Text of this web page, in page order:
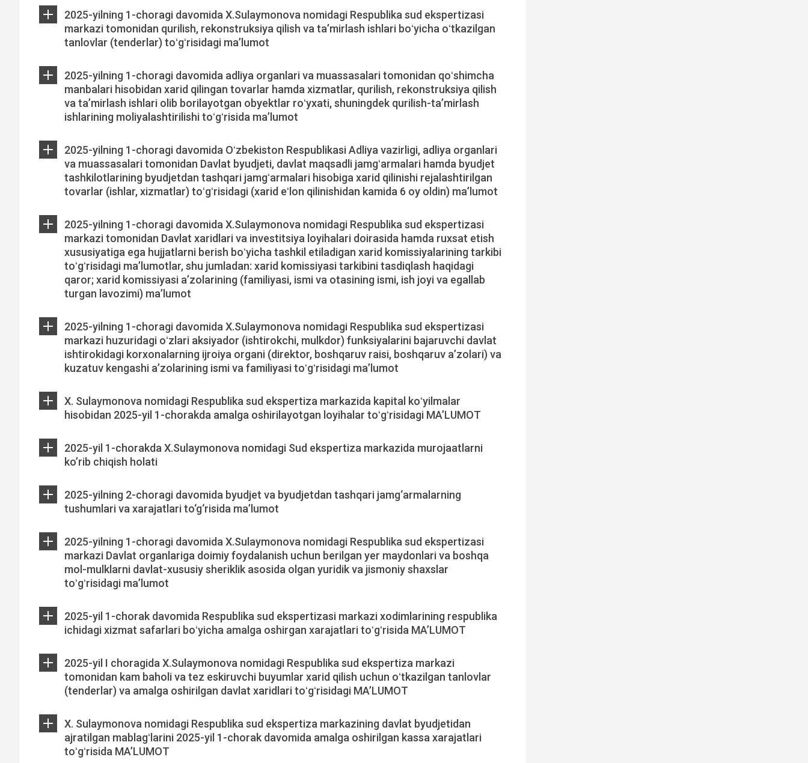
2025-yilning 1-choragi davomida X.Sulaymonova nomidagi Respublika sud ekspertizasi
markazi tomonidan qurilish, rekonstruksiya qilish va taʼmirlash ishlari boʻyicha oʻtkazilgan
tanlovlar (tenderlar) toʻgʻrisidagi ma’lumot
2025-yilning 1-choragi davomida adliya organlari va muassasalari tomonidan qoʻshimcha
manbalari hisobidan xarid qilingan tovarlar hamda xizmatlar, qurilish, rekonstruksiya qilish
va taʼmirlash ishlari olib borilayotgan obyektlar roʻyxati, shuningdek qurilish-taʼmirlash
ishlarining moliyalashtirilishi toʻgʻrisida ma’lumot
2025-yilning 1-choragi davomida Oʻzbekiston Respublikasi Adliya vazirligi, adliya organlari
va muassasalari tomonidan Davlat byudjeti, davlat maqsadli jamgʻarmalari hamda byudjet
tashkilotlarining byudjetdan tashqari jamgʻarmalari hisobiga xarid qilinishi rejalashtirilgan
tovarlar (ishlar, xizmatlar) toʻgʻrisidagi (xarid eʻlon qilinishidan kamida 6 oy oldin) ma’lumot
2025-yilning 1-choragi davomida X.Sulaymonova nomidagi Respublika sud ekspertizasi
markazi tomonidan Davlat xaridlari va investitsiya loyihalari doirasida hamda ruxsat etish
xususiyatiga ega hujjatlarni berish boʻyicha tashkil etiladigan xarid komissiyalarining tarkibi
toʻgʻrisidagi maʼlumotlar, shu jumladan: xarid komissiyasi tarkibini tasdiqlash haqidagi
qaror; xarid komissiyasi aʼzolarining (familiyasi, ismi va otasining ismi, ish joyi va egallab
turgan lavozimi) ma’lumot
2025-yilning 1-choragi davomida X.Sulaymonova nomidagi Respublika sud ekspertizasi
markazi huzuridagi oʻzlari aksiyador (ishtirokchi, mulkdor) funksiyalarini bajaruvchi davlat
ishtirokidagi korxonalarning ijroiya organi (direktor, boshqaruv raisi, boshqaruv aʼzolari) va
kuzatuv kengashi aʼzolarining ismi va familiyasi toʻgʻrisidagi ma’lumot
X. Sulaymonova nomidagi Respublika sud ekspertiza markazida kapital koʻyilmalar
hisobidan 2025-yil 1-chorakda amalga oshirilayotgan loyihalar toʻgʻrisidagi MAʼLUMOT
2025-yil 1-chorakda X.Sulaymonova nomidagi Sud ekspertiza markazida murojaatlarni
ko’rib chiqish holati
2025-yilning 2-choragi davomida byudjet va byudjetdan tashqari jamg‘armalarning
tushumlari va xarajatlari to‘g‘risida ma’lumot
2025-yilning 1-choragi davomida X.Sulaymonova nomidagi Respublika sud ekspertizasi
markazi Davlat organlariga doimiy foydalanish uchun berilgan yer maydonlari va boshqa
mol-mulklarni davlat-xususiy sheriklik asosida olgan yuridik va jismoniy shaxslar
toʻgʻrisidagi ma’lumot
2025-yil 1-chorak davomida Respublika sud ekspertizasi markazi xodimlarining respublika
ichidagi xizmat safarlari boʻyicha amalga oshirgan xarajatlari toʻgʻrisida MAʼLUMOT
2025-yil I choragida X.Sulaymonova nomidagi Respublika sud ekspertiza markazi
tomonidan kam baholi va tez eskiruvchi buyumlar xarid qilish uchun oʻtkazilgan tanlovlar
(tenderlar) va amalga oshirilgan davlat xaridlari toʻgʻrisidagi MAʼLUMOT
X. Sulaymonova nomidagi Respublika sud ekspertiza markazining davlat byudjetidan
ajratilgan mablagʻlarini 2025-yil 1-chorak davomida amalga oshirilgan kassa xarajatlari
toʻgʻrisida MAʼLUMOT